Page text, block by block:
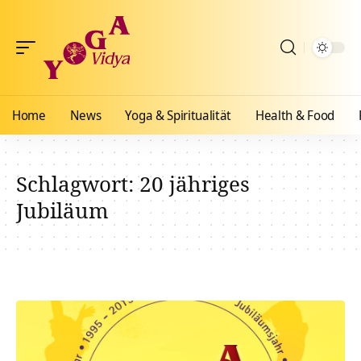
Home News Yoga & Spiritualität Health & Food
Schlagwort:20 jähriges
Jubiläum